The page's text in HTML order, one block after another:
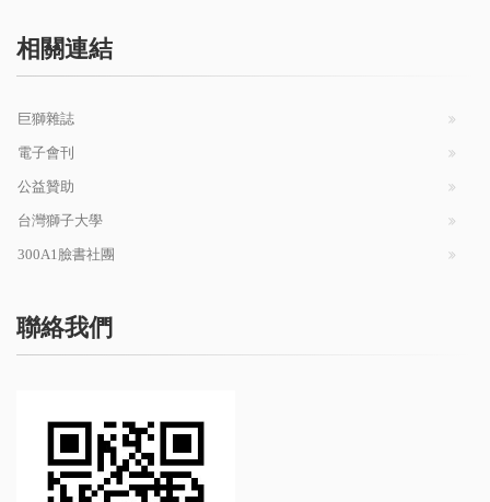
相關連結
巨獅雜誌
電子會刊
公益贊助
台灣獅子大學
300A1臉書社團
聯絡我們